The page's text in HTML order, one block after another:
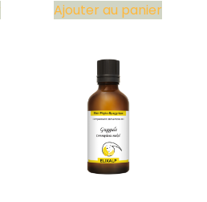
Ajouter au panier